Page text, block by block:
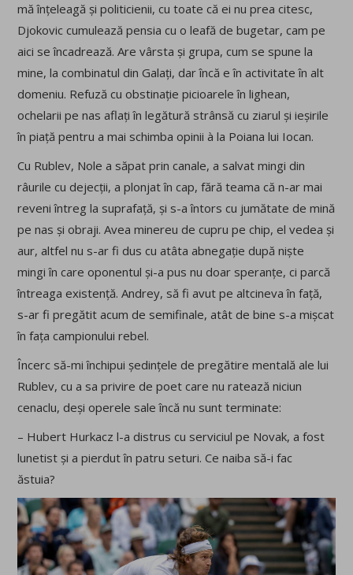
mă înțeleagă și politicienii, cu toate că ei nu prea citesc,
Djokovic cumulează pensia cu o leafă de bugetar, cam pe
aici se încadrează. Are vârsta și grupa, cum se spune la
mine, la combinatul din Galați, dar încă e în activitate în alt
domeniu. Refuză cu obstinație picioarele în lighean,
ochelarii pe nas aflați în legătură strânsă cu ziarul și ieșirile
în piață pentru a mai schimba opinii à la Poiana lui Iocan.
Cu Rublev, Nole a săpat prin canale, a salvat mingi din
râurile cu dejecții, a plonjat în cap, fără teama că n-ar mai
reveni întreg la suprafață, și s-a întors cu jumătate de mină
pe nas și obraji. Avea minereu de cupru pe chip, el vedea și
aur, altfel nu s-ar fi dus cu atâta abnegație după niște
mingi în care oponentul și-a pus nu doar speranțe, ci parcă
întreaga existență. Andrey, să fi avut pe altcineva în față,
s-ar fi pregătit acum de semifinale, atât de bine s-a mișcat
în fața campionului rebel.
Încerc să-mi închipui ședințele de pregătire mentală ale lui
Rublev, cu a sa privire de poet care nu ratează niciun
cenaclu, deși operele sale încă nu sunt terminate:
– Hubert Hurkacz l-a distrus cu serviciul pe Novak, a fost
lunetist și a pierdut în patru seturi. Ce naiba să-i fac
ăstuia?